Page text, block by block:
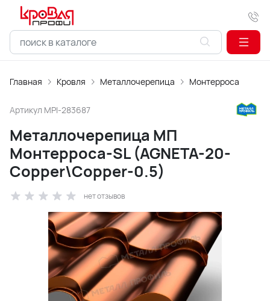
Главная Кровля Металлочерепица Монтерроса
Артикул MPI-283687
Металлочерепица МП
Монтерроса-SL (AGNETA-20-
Copper\Copper-0.5)
нет отзывов